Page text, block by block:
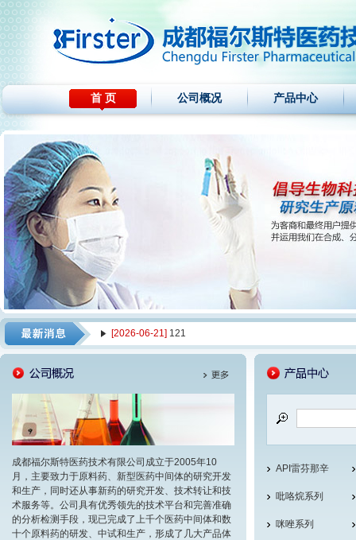
首 页 公司概况 产品中心
[2026-06-21] 121
成都福尔斯特医药技术有限公司成立于2005年10
月，主要致力于原料药、新型医药中间体的研究开发
和生产，同时还从事新药的研究开发、技术转让和技
术服务等。公司具有优秀领先的技术平台和完善准确
的分析检测手段，现已完成了上千个医药中间体和数
十个原料药的研发、中试和生产，形成了几大产品体
API雷芬那辛
吡咯烷系列
咪唑系列